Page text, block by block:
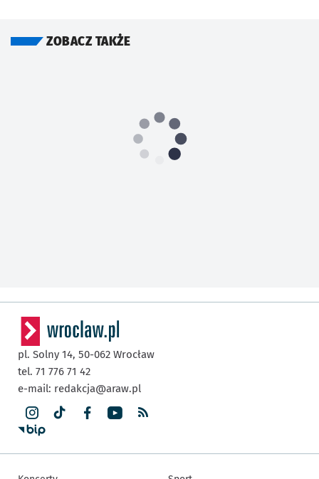
ZOBACZ TAKŻE
pl. Solny 14, 50-062 Wrocław
tel. 71 776 71 42
e-mail: redakcja@araw.pl